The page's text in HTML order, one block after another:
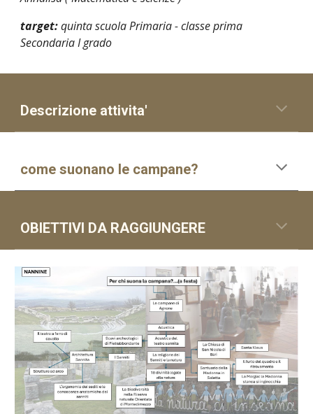
target:quinta scuolaPrimaria - classe prima
Secondaria I grado
Descrizione attivita'
come suonano le campane?
OBIETTIVI DA RAGGIUNGERE